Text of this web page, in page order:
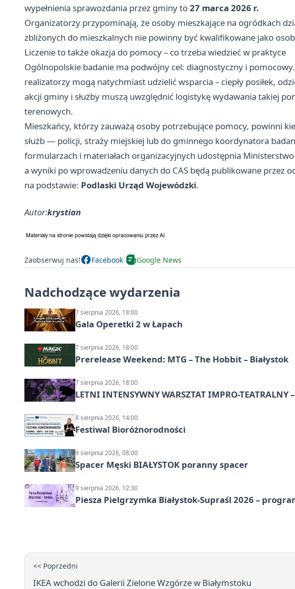
wypełnienia sprawozdania przez gminy to27 marca 2026 r.
Organizatorzy przypominają, że osoby mieszkające na ogródkach
zbliżonych do mieszkalnych nie powinny być kwalifikowane jako
Liczenie to także okazja do pomocy – co trzeba wiedzieć w praktyce
Ogólnopolskie badanie ma podwójny cel: diagnostyczny i
realizatorzy mogą natychmiast udzielić wsparcia – ciepły posiłek,
akcji gminy i służby muszą uwzględnić logistykę wydawania takiej
terenowych.
Mieszkańcy, którzy zauważą osoby potrzebujące pomocy, powinni
służb — policji, straży miejskiej lub do gminnego koordynatora
formularzach i materiałach organizacyjnych udostępnia Ministerstwo
a wyniki po wprowadzeniu danych do CAS będą publikowane przez
na podstawie: Podlaski Urząd Wojewódzki.
Autor:krystian
Zaobserwuj nas! Facebook Google News
Nadchodzące wydarzenia
7 sierpnia 2026, 18:00
Gala Operetki 2 w Łapach
7 sierpnia 2026, 18:00
Prerelease Weekend: MTG – The Hobbit – Białystok
7 sierpnia 2026, 18:00
LETNI INTENSYWNY WARSZTAT IMPRO-TEATRALNY
8 sierpnia 2026, 14:00
Festiwal Bioróżnorodności
9 sierpnia 2026, 08:00
Spacer Męski BIAŁYSTOK poranny spacer
9 sierpnia 2026, 12:30
Piesza Pielgrzymka Białystok-Supraśl 2026 –
<< Poprzedni
IKEA wchodzi do Galerii Zielone Wzgórze w Białymstoku